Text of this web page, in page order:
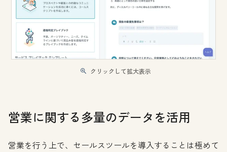
クリックして拡大表示
営業に関する多量のデータを活用
営業を行う上で、セールスツールを導入することは極めて